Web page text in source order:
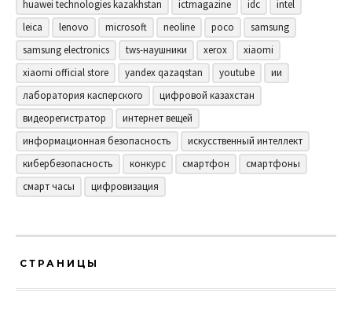
huawei technologies kazakhstan
ictmagazine idc
intel
leica
lenovo microsoft neoline poco
samsung
samsung electronics
tws-наушники xerox
xiaomi
xiaomi official store
yandex qazaqstan youtube
ии
лаборатория касперского
цифровой казахстан
видеорегистратор
интернет вещей
информационная безопасность
искусственный интеллект
кибербезопасность
конкурс смартфон
смартфоны
смарт часы
цифровизация
СТРАНИЦЫ